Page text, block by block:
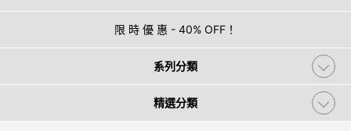
限 時 優 惠 - 40% OFF！
系列分類
精選分類